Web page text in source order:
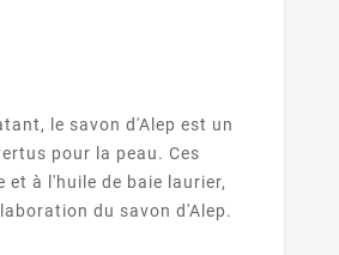
le savon d'Alep est un
pour la peau. Ces
à l'huile de baie laurier,
du savon d'Alep.